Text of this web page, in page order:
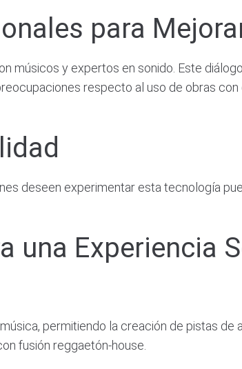
para
músicos y expertos en sonido. Este
respecto al uso de obras
deseen experimentar esta tecnología
una Experiencia
permitiendo la creación de pistas de
fusión reggaetón-house.